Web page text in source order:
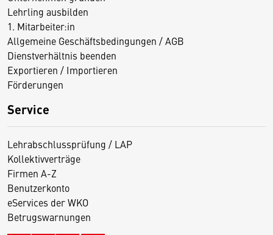
Lehrling ausbilden
1. Mitarbeiter:in
Allgemeine Geschäftsbedingungen / AGB
Dienstverhältnis beenden
Exportieren / Importieren
Förderungen
Service
Lehrabschlussprüfung / LAP
Kollektivverträge
Firmen A-Z
Benutzerkonto
eServices der WKO
Betrugswarnungen